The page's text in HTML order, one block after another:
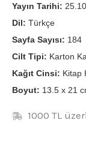
Yayın Tarihi:
Dil: Türkçe
Sayfa Sayısı: 184
Cilt Tipi: Karton
Kağıt Cinsi: Kitap
Boyut: 13.5 x 21
1000 TL